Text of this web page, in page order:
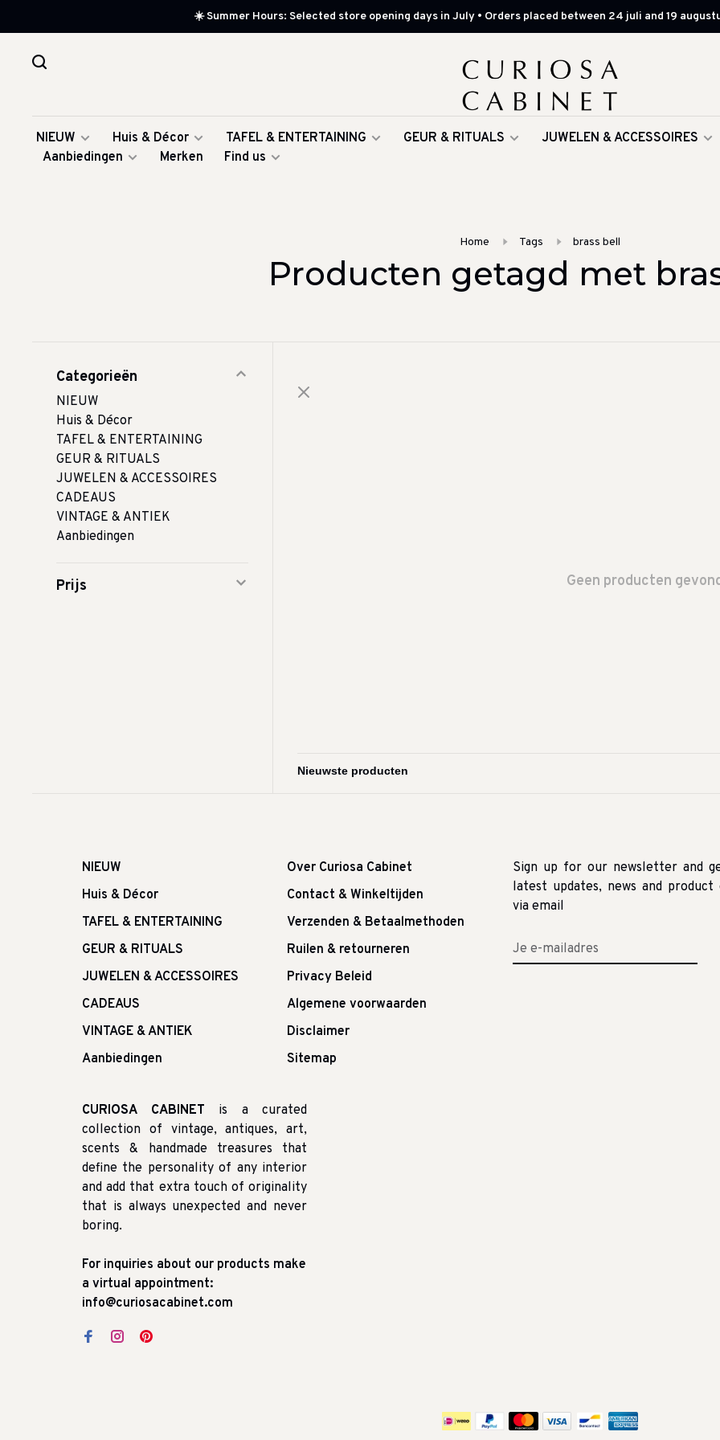
☀️ Summer Hours: Selected store opening days in July • Orders placed between 24 juli and 19
NIEUW Huis & Décor TAFEL & ENTERTAINING GEUR & RITUALS JUWELEN & ACCESSOIRES
Aanbiedingen
Merken Find us
Home Tags brass bell
Producten getagd met
Categorieën
NIEUW
Huis & Décor
TAFEL & ENTERTAINING
GEUR & RITUALS
JUWELEN & ACCESSOIRES
CADEAUS
VINTAGE & ANTIEK
Aanbiedingen
Prijs Geen producten
NIEUW
Huis & Décor
TAFEL & ENTERTAINING
GEUR & RITUALS
JUWELEN & ACCESSOIRES
CADEAUS
VINTAGE & ANTIEK
Aanbiedingen
Over Curiosa Cabinet
Contact & Winkeltijden
Verzenden & Betaalmethoden
Ruilen & retourneren
Privacy Beleid
Algemene voorwaarden
Disclaimer
Sitemap
Sign up for our newsletter and
latest updates, news and product
via email
CURIOSA CABINET is a curated
collection of vintage, antiques, art,
scents & handmade treasures that
define the personality of any interior
and add that extra touch of originality
that is always unexpected and never
boring.
For inquiries about our products make
a virtual appointment:
info@curiosacabinet.com